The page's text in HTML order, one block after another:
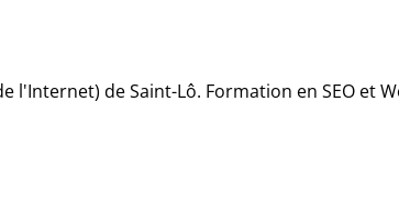
de Saint-Lô. Formation en SEO et